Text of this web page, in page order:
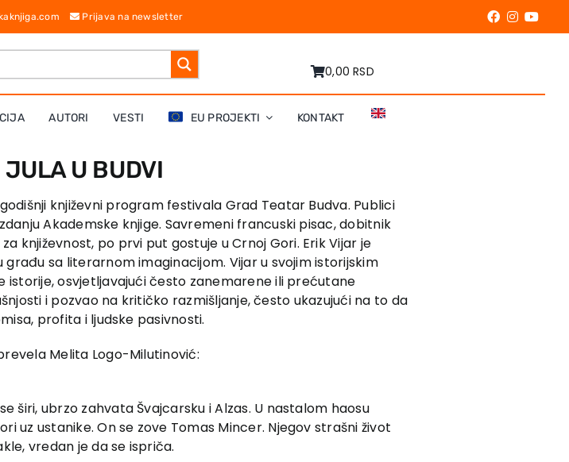
Prijava na newsletter
0,00 RSD
AUTORI VESTI EU PROJEKTI KONTAKT
U BUDVI
književni program festivala Grad Teatar Budva. Publici
Akademske knjige. Savremeni francuski pisac, dobitnik
književnost, po prvi put gostuje u Crnoj Gori. Erik Vijar je
sa literarnom imaginacijom. Vijar u svojim istorijskim
osvjetljavajući često zanemarene ili prećutane
i pozvao na kritičko razmišljanje, često ukazujući na to da
profita i ljudske pasivnosti.
Melita Logo-Milutinović:
širi, ubrzo zahvata Švajcarsku i Alzas. U nastalom haosu
uz ustanike. On se zove Tomas Mincer. Njegov strašni život
vredan je da se ispriča.